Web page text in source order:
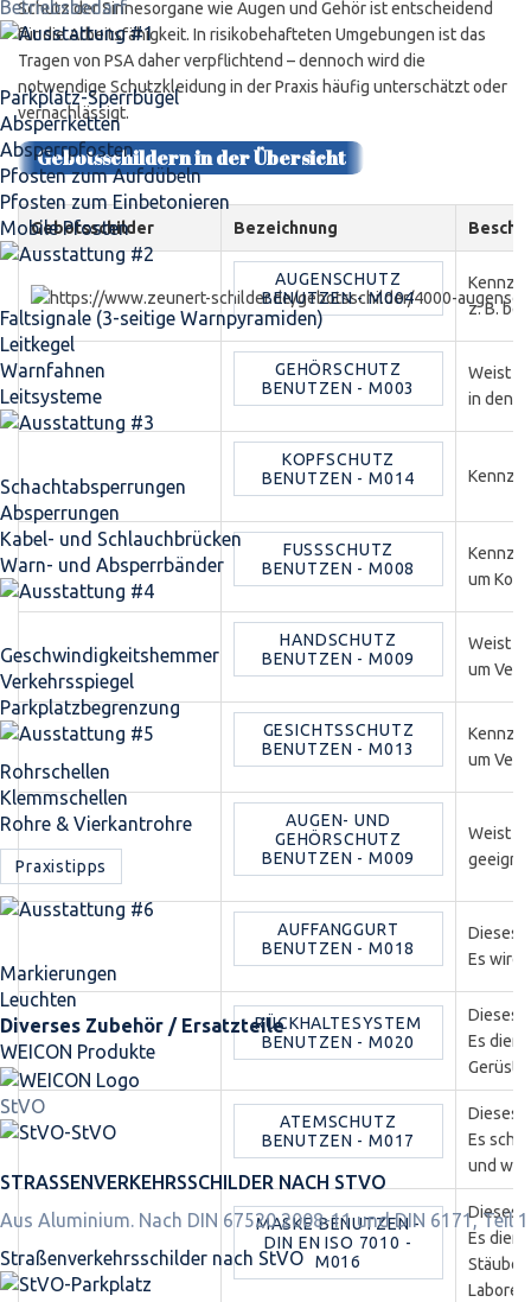
Betriebsbedarf
Parkplatz-Sperrbügel
Absperrketten
Absperrpfosten
Pfosten zum Aufdübeln
Pfosten zum Einbetonieren
Mobile Pfosten
Faltsignale (3-seitige Warnpyramiden)
Leitkegel
Warnfahnen
Leitsysteme
Schacht­absperrungen
Absperrungen
Kabel- und Schlauchbrücken
Warn- und Absperrbänder
Geschwindigkeits­hemmer
Verkehrsspiegel
Parkplatz­begrenzung
Rohrschellen
Klemmschellen
Rohre & Vierkantrohre
Praxistipps
Markierungen
Leuchten
Diverses Zubehör / Ersatzteile
WEICON Produkte
StVO
STRASSEN­VERKEHRS­SCHILDER NACH STVO
Aus Aluminium. Nach DIN 67520 2008-11 und DIN 6171, Teil 1
Straßen­verkehrs­schilder nach StVO
Schutz der Sinnesorgane wie Augen und Gehör ist entscheidend
für die Arbeitsfähigkeit. In risikobehafteten Umgebungen ist das
Tragen von PSA daher verpflichtend – dennoch wird die
notwendige Schutzkleidung in der Praxis häufig unterschätzt oder
vernachlässigt.
Gebotsschildern in der Übersicht
Gebotsschilder Bezeichnung
AUGENSCHUTZ
BENUTZEN - M004
z. B.
GEHÖRSCHUTZ
BENUTZEN - M003
Weist
in
KOPFSCHUTZ
BENUTZEN - M014
FUSSSCHUTZ B
ENUTZEN - M008
um
HANDSCHUTZ
BENUTZEN - M009
Weist
um
GESICHTSSCHUTZ
BENUTZEN - M013
um
AUGEN- UND
GEHÖRSCHUTZ
BENUTZEN - M009
Weist
AUFFANGGURT
BENUTZEN - M018
Dieses
Es wird
RÜCKHALTESYSTEM
BENUTZEN - M020
Dieses
Es
ATEMSCHUTZ
BENUTZEN - M017
Dieses
Es
und
MASKE BENUTZEN -
DIN EN ISO 7010 -
M016
Dieses
Es